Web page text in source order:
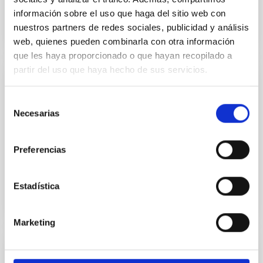
información sobre el uso que haga del sitio web con
nuestros partners de redes sociales, publicidad y análisis
web, quienes pueden combinarla con otra información
que les haya proporcionado o que hayan recopilado a
partir del uso que haya hecho de sus servicios.
Necesarias
Preferencias
Estadística
Marketing
CONFERENCE
RRLyr and Cepheid stars 2022 Conference
instability strip (i.e., variables like δ Scuti, SX Phe...